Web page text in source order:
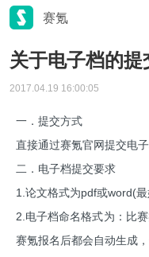
赛氪
关于电子档的提
2017.04.19 16:00:05
一．提交方式
直接通过赛氪官网提交电子
二．电子档提交要求
1.论文格式为pdf或word(最
2.电子档命名格式为：比
赛氪报名后都会自动生成